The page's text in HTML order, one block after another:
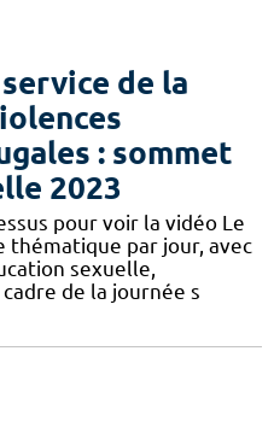
de la
: sommet
2023
pour voir la vidéo Le
thématique par jour, avec
sexuelle,
de la journée s